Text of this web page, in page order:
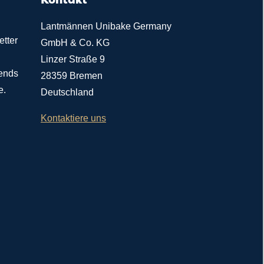
Lantmännen Unibake Germany
GmbH & Co. KG
Linzer Straße 9
28359 Bremen
Deutschland
Kontaktiere uns